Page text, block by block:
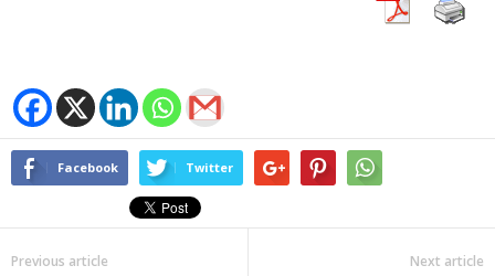
Facebook Twitter
Previous article Next article